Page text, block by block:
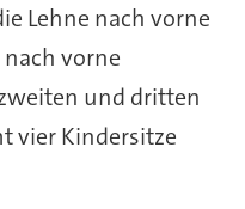
Lehne nach vorne
vorne
und dritten
vier Kindersitze